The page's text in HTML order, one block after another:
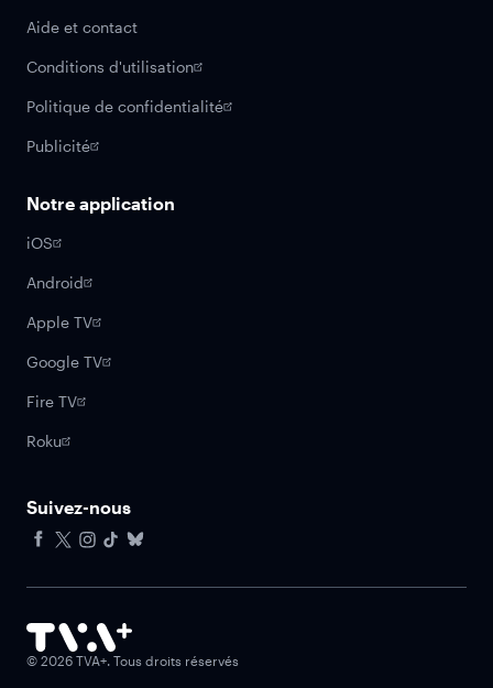
Aide et contact
Conditions d'utilisation
Politique de confidentialité
Publicité
Notre application
iOS
Android
Apple TV
Google TV
Fire TV
Roku
Suivez-nous
© 2026 TVA+. Tous droits réservés